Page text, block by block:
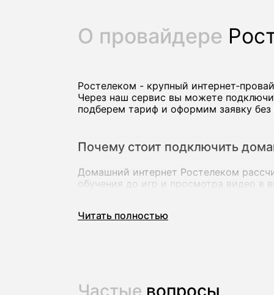
О провайдере
Ростелеком - крупный
Через наш сервис вы можете
подберем тариф и оформим заявку без
Почему стоит подключить
Домашний интернет Ростелеком
обучения до игр и просмотра видео в
Читать полностью
Частые вопросы